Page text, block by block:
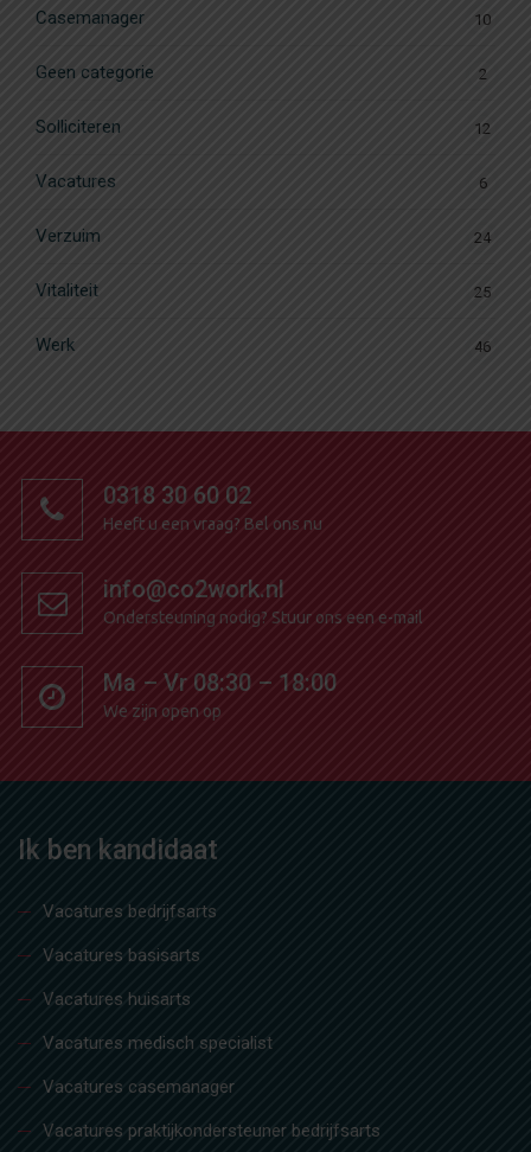
Casemanager 10
Geen categorie 2
Solliciteren 12
Vacatures 6
Verzuim 24
Vitaliteit 25
Werk 46
0318 30 60 02
Heeft u een vraag? Bel ons nu
info@co2work.nl
Ondersteuning nodig? Stuur ons een e-mail
Ma – Vr 08:30 – 18:00
We zijn open op
Ik ben kandidaat
Vacatures bedrijfsarts
Vacatures basisarts
Vacatures huisarts
Vacatures medisch specialist
Vacatures casemanager
Vacatures praktijkondersteuner bedrijfsarts